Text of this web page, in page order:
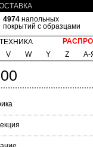
4974напольных
покрытий с образцами
V W Y Z А-